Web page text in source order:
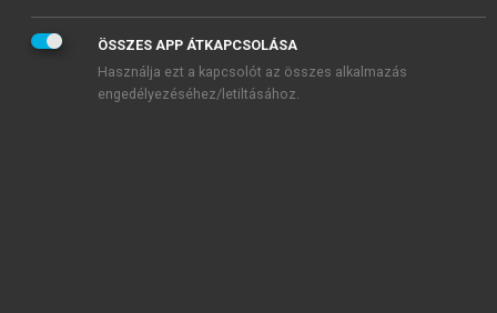
ÖSSZES APP ÁTKAPCSOLÁSA
Használja ezt a kapcsolót az összes alkalmazás
engedélyezéséhez/letiltásához.